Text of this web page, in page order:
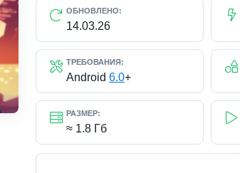
ОБНОВЛЕНО:
14.03.26
ТРЕБОВАНИЯ:
Android 6.0+
РАЗМЕР:
≈ 1.8 Гб